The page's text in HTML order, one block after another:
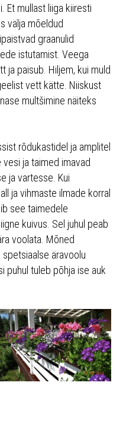
Et mullast liiga kiiresti
välja mõeldud
graanulid
istutamist. Veega
ja paisub. Hiljem, kui muld
vett kätte. Niiskust
multšimine näiteks
rõdukastidel ja amplitel
ja taimed imavad
ja vartesse. Kui
ja vihmaste ilmade korral
see taimedele
kuivus. Sel juhul peab
voolata. Mõned
äravoolu
puhul tuleb põhja ise auk